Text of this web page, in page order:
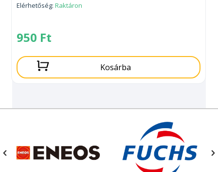
Elérhetőség: Raktáron
950 Ft
Kosárba